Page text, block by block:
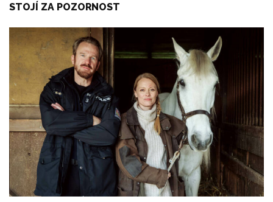
STOJÍ ZA POZORNOST